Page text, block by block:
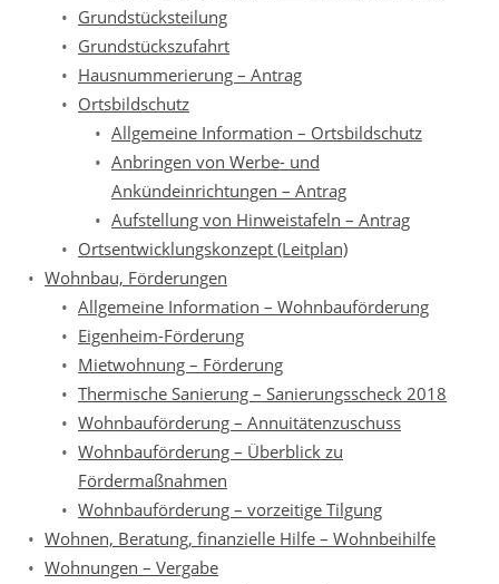
Grundstücksteilung
Grundstückszufahrt
Hausnummerierung – Antrag
Ortsbildschutz
Allgemeine Information – Ortsbildschutz
Anbringen von Werbe- und
Ankündeinrichtungen – Antrag
Aufstellung von Hinweistafeln – Antrag
Ortsentwicklungskonzept (Leitplan)
Wohnbau, Förderungen
Allgemeine Information – Wohnbauförderung
Eigenheim-Förderung
Mietwohnung – Förderung
Thermische Sanierung – Sanierungsscheck 2018
Wohnbauförderung – Annuitätenzuschuss
Wohnbauförderung – Überblick zu
Fördermaßnahmen
Wohnbauförderung – vorzeitige Tilgung
Wohnen, Beratung, finanzielle Hilfe – Wohnbeihilfe
Wohnungen – Vergabe